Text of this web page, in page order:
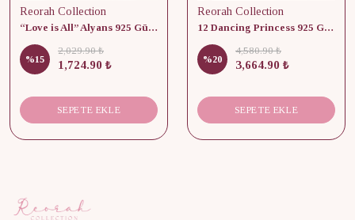
Reorah Collection
“Love is All” Alyans 925 Gümüş - Medium Beden
%15
2,029.90 ₺
1,724.90 ₺
SEPETE EKLE
Reorah Collection
12 Dancing Princess 925 Gümüş/ Kolye, Küpe ve Yüzük Set
%20
4,580.90 ₺
3,664.90 ₺
SEPETE EKLE